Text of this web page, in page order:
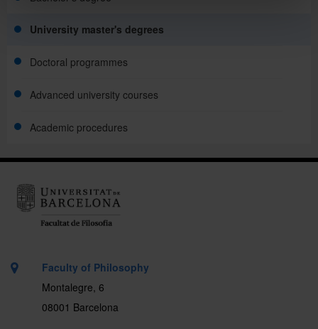
University master's degrees
Doctoral programmes
Advanced university courses
Academic procedures
Faculty of Philosophy
Montalegre, 6
08001 Barcelona